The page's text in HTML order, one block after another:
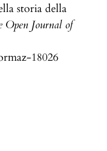
storia della
Journal of
18026